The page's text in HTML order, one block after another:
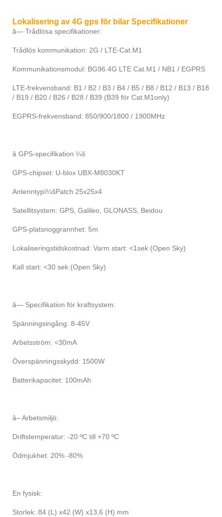
Lokalisering av 4G gps för bilar Specifikationer
â— Trådlösa specifikationer:
Trådlös kommunikation: 2G / LTE-Cat.M1
Kommunikationsmodul: BG96 4G LTE Cat.M1 / NB1 / EGPRS
LTE-frekvensband: B1 / B2 / B3 / B4 / B5 / B8 / B12 / B13 / B18
/ B19 / B20 / B26 / B28 / B39 (B39 för Cat.M1only)
EGPRS-frekvensband: 850/900/1800 / 1900MHz
â GPS-specifikation ¼š
GPS-chipset: U-blox UBX-M8030KT
Antenntypï¼šPatch 25x25x4
Satellitsystem: GPS, Galileo, GLONASS, Beidou
GPS-platsnoggrannhet: 5m
Lokaliseringstidskostnad: Varm start: <1sek (Open Sky)
Kall start: <30 sek (Open Sky)
â— Specifikation för kraftsystem:
Spänningsingång: 8-45V
Arbetsström: <30mA
Överspänningsskydd: 1500W
Batterikapacitet: 100mAh
â– Arbetsmiljö:
Driftstemperatur: -20 ºC till +70 ºC
Ödmjukhet: 20% -80%
En fysisk:
Storlek: 84 (L) x42 (W) x13,6 (H) mm